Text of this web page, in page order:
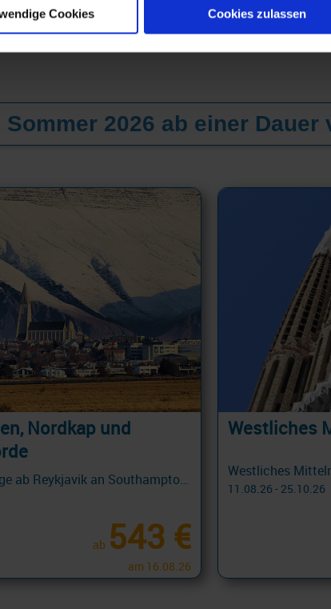
Cookies Cookies zulassen
2026 ab einer Dauer
Nordkap und
Island Spitzbergen 8 Tage ab Reykjavik an Southampton mit Cashback
ab 543 €
am 16.08.26
Westliches
11.08.26 - 25.10.26